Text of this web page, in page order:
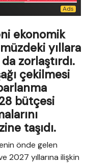
ekonomik
yıllara
zorlaştırdı.
çekilmesi
bütçesi
taşıdı.
önde gelen
2027 yıllarına ilişkin